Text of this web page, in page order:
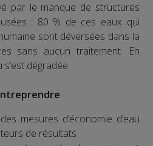
par le manque de structures
: 80 % de ces eaux qui
sont déversées dans la
sans aucun traitement. En
s’est dégradée.
mesures d’économie d’eau
de résultats